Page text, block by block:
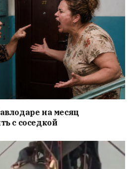
на месяц
с соседкой